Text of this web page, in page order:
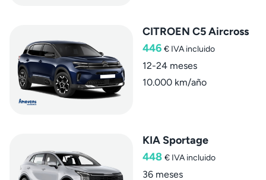
CITROEN C5 Aircross
446 € IVA incluido
12-24 meses
10.000 km/año
KIA Sportage
448 € IVA incluido
36 meses